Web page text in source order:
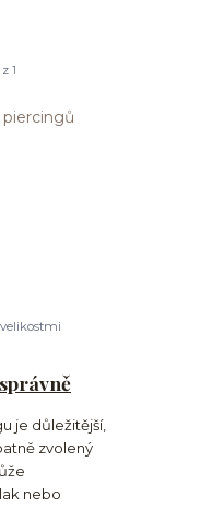
z 1
je důležitější,
zvolený
nebo